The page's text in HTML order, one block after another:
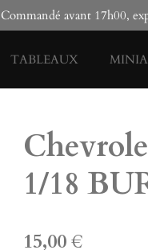
Commandé avant 17h00,
TABLEAUX
1/18
15,00 €